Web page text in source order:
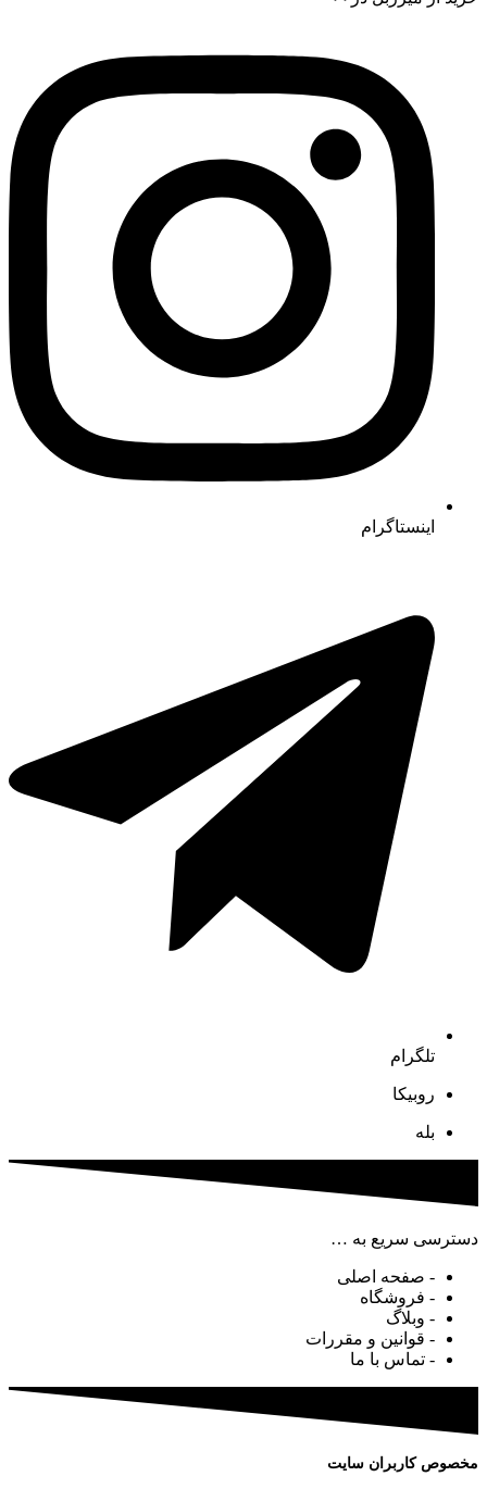
اینستاگرام
تلگرام
روبیکا
بله
دسترسی سریع به …
- صفحه اصلی
- فروشگاه
- وبلاگ
- قوانین و مقررات
- تماس با ما
مخصوص کاربران سایت